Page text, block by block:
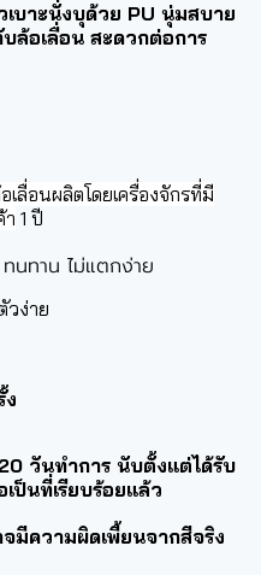
บาะนั่งบุด้วย PU นุ่มสบาย
ล้อเลื่อน สะดวกต่อการ
เลื่อนผลิตโดยเครื่องจักรที่มี
า 1 ปี
นทาน ไม่แตกง่าย
ง่าย
ง
วันทำการ นับตั้งแต่ได้รับ
ป็นที่เรียบร้อยแล้ว
มีความผิดเพี้ยนจากสีจริง